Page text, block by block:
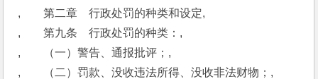
,　　第二章　行政处罚的种类和设定,
,　　第九条　行政处罚的种类：,
,　　（一）警告、通报批评；,
,　　（二）罚款、没收违法所得、没收非法财物；,